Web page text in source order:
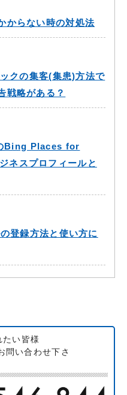
からない時の対処法
クの集客(集患)方法で
戦略がある？
Bing Places for
ネスプロフィールと
登録方法と使い方に
い皆様
問い合わせ下さ